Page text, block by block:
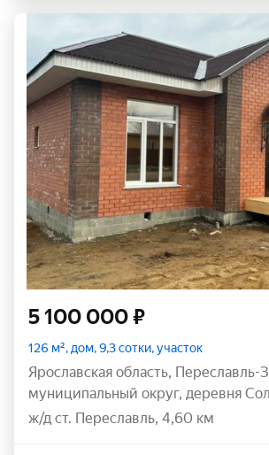
5 100 000 ₽
126 м², дом, 9,3 сотки, участок
Ярославская область, Переславль-
муниципальный округ, деревня
ж/д ст. Переславль, 4,60 км